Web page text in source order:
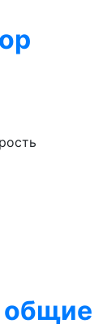
общие